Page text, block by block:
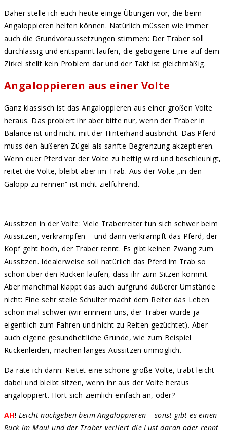
Daher stelle ich euch heute einige Übungen vor, die beim
Angaloppieren helfen können. Natürlich müssen wie immer
auch die Grundvoraussetzungen stimmen: Der Traber soll
durchlässig und entspannt laufen, die gebogene Linie auf dem
Zirkel stellt kein Problem dar und der Takt ist gleichmäßig.
Angaloppieren aus einer Volte
Ganz klassisch ist das Angaloppieren aus einer großen Volte
heraus. Das probiert ihr aber bitte nur, wenn der Traber in
Balance ist und nicht mit der Hinterhand ausbricht. Das Pferd
muss den äußeren Zügel als sanfte Begrenzung akzeptieren.
Wenn euer Pferd vor der Volte zu heftig wird und beschleunigt,
reitet die Volte, bleibt aber im Trab. Aus der Volte „in den
Galopp zu rennen“ ist nicht zielführend.
Aussitzen in der Volte: Viele Traberreiter tun sich schwer beim
Aussitzen, verkrampfen – und dann verkrampft das Pferd, der
Kopf geht hoch, der Traber rennt. Es gibt keinen Zwang zum
Aussitzen. Idealerweise soll natürlich das Pferd im Trab so
schön über den Rücken laufen, dass ihr zum Sitzen kommt.
Aber manchmal klappt das auch aufgrund äußerer Umstände
nicht: Eine sehr steile Schulter macht dem Reiter das Leben
schon mal schwer (wir erinnern uns, der Traber wurde ja
eigentlich zum Fahren und nicht zu Reiten gezüchtet). Aber
auch eigene gesundheitliche Gründe, wie zum Beispiel
Rückenleiden, machen langes Aussitzen unmöglich.
Da rate ich dann: Reitet eine schöne große Volte, trabt leicht
dabei und bleibt sitzen, wenn ihr aus der Volte heraus
angaloppiert. Hört sich ziemlich einfach an, oder?
AH! Leicht nachgeben beim Angaloppieren – sonst gibt es einen
Ruck im Maul und der Traber verliert die Lust daran oder rennt